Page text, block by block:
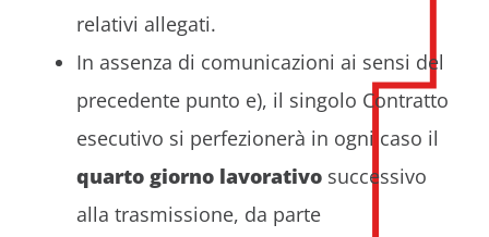
relativi allegati.
In assenza di comunicazioni ai sensi del
precedente punto e), il singolo Contratto
esecutivo si perfezionerà in ogni caso il
quarto giorno lavorativo successivo
alla trasmissione, da parte